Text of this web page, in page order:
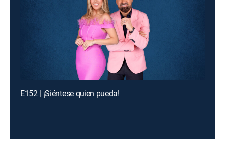
E152 | ¡Siéntese quien pueda!